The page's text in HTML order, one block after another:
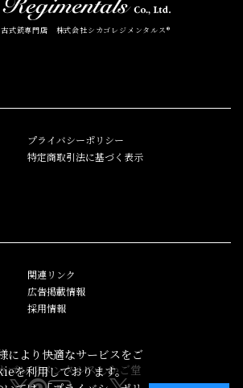
式銃専門店 株式会社シカゴレジメンタルス®
プライバシーポリシー
特定商取引法に基づく表示
関連リンク
広告掲載情報
採用情報
ゴレジメンタルスしかご堂
により快適なサービスをご
を利用しております。